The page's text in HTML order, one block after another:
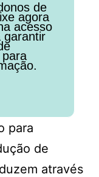
de
agora
acesso
garantir
para
de
através